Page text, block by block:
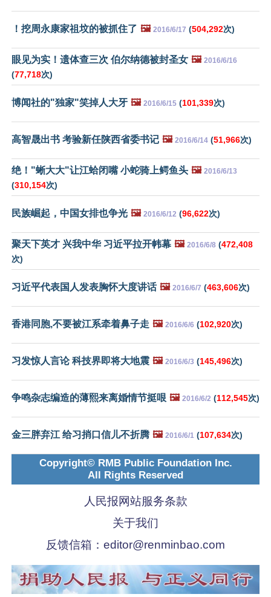
！挖周永康家祖坟的被抓住了 🖼️ 2016/6/17 (504,292次)
眼见为实！遗体查三次 伯尔纳德被封圣女 🖼️ 2016/6/16
(77,718次)
博闻社的"独家"笑掉人大牙 🖼️ 2016/6/15 (101,339次)
高智晟出书 考验新任陕西省委书记 🖼️ 2016/6/14 (51,966次)
绝！"蜥大大"让江蛤闭嘴 小蛇骑上鳄鱼头 🖼️ 2016/6/13
(310,154次)
民族崛起，中国女排也争光 🖼️ 2016/6/12 (96,622次)
聚天下英才 兴我中华 习近平拉开帏幕 🖼️ 2016/6/8 (472,408
次)
习近平代表国人发表胸怀大度讲话 🖼️ 2016/6/7 (463,606次)
香港同胞,不要被江系牵着鼻子走 🖼️ 2016/6/6 (102,920次)
习发惊人言论 科技界即将大地震 🖼️ 2016/6/3 (145,496次)
争鸣杂志编造的薄熙来离婚情节挺哏 🖼️ 2016/6/2 (112,545次)
金三胖弃江 给习捎口信儿不折腾 🖼️ 2016/6/1 (107,634次)
Copyright© RMB Public Foundation Inc.
All Rights Reserved
人民报网站服务条款
关于我们
反馈信箱： editor@renminbao.com